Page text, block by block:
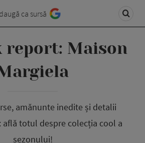
ca sursă
report: Maison
amănunte inedite și detalii
află totul despre colecția cool a
sezonului!